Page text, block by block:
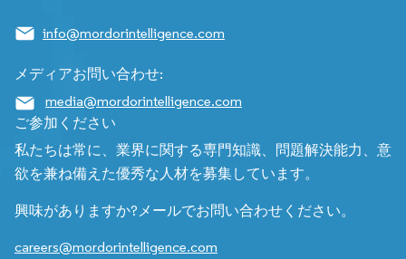
info@mordorintelligence.com
メディアお問い合わせ:
media@mordorintelligence.com
ご参加ください
私たちは常に、業界に関する専門知識、問題解決能力、意
欲を兼ね備えた優秀な人材を募集しています。
興味がありますか?メールでお問い合わせください。
careers@mordorintelligence.com